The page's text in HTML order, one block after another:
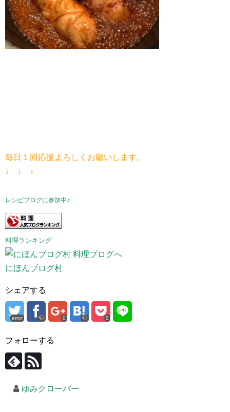
毎日１回応援よろしくお願いします。
↓ ↓ ↓
レシピブログに参加中♪
料理ランキング
にほんブログ村
シェアする
error 0 0
フォローする
ゆみクローバー